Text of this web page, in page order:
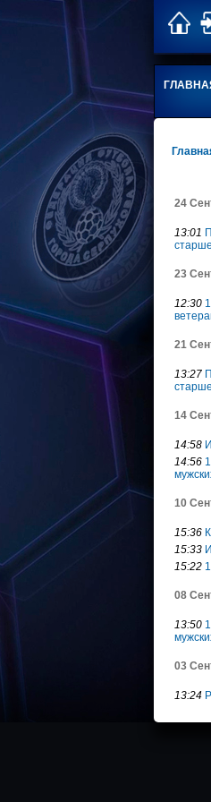
24
13:01
23
12:30
21
13:27
14
14:58
14:56
10
15:36
15:33
15:22
08
13:50
03
13:24